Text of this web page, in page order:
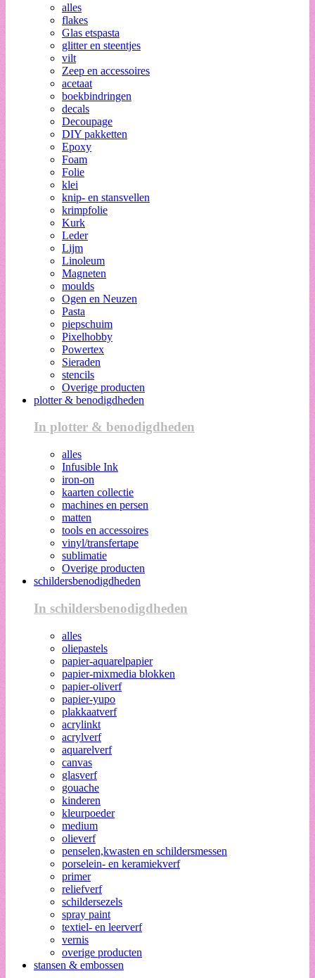
alles
flakes
Glas etspasta
glitter en steentjes
vilt
Zeep en accessoires
acetaat
boekbindringen
decals
Decoupage
DIY pakketten
Epoxy
Foam
Folie
klei
knip- en stansvellen
krimpfolie
Kurk
Leder
Lijm
Linoleum
Magneten
moulds
Ogen en Neuzen
Pasta
piepschuim
Pixelhobby
Powertex
Sieraden
stencils
Overige producten
plotter & benodigdheden
In plotter & benodigdheden
alles
Infusible Ink
iron-on
kaarten collectie
machines en persen
matten
tools en accessoires
vinyl/transfertape
sublimatie
Overige producten
schildersbenodigdheden
In schildersbenodigdheden
alles
oliepastels
papier-aquarelpapier
papier-mixmedia blokken
papier-oliverf
papier-yupo
plakkaatverf
acrylinkt
acrylverf
aquarelverf
canvas
glasverf
gouache
kinderen
kleurpoeder
medium
olieverf
penselen,kwasten en schildersmessen
porselein- en keramiekverf
primer
reliefverf
schildersezels
spray paint
textiel- en leerverf
vernis
overige producten
stansen & embossen